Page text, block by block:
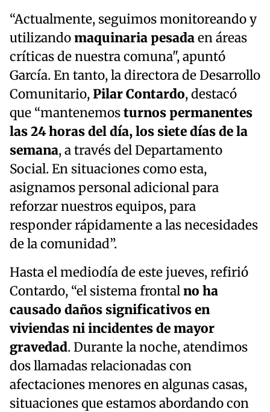
“Actualmente, seguimos monitoreando y
utilizandomaquinaria pesadaen áreas
críticas de nuestra comuna", apuntó
García. En tanto, la directora de Desarrollo
Comunitario,Pilar Contardo, destacó
que “mantenemosturnos permanentes
las 24 horas del día, los siete días de la
semana, a través del Departamento
Social. En situaciones como esta,
asignamos personal adicional para
reforzar nuestros equipos, para
responder rápidamente a las necesidades
de la comunidad”.
Hasta el mediodía de este jueves, refirió
Contardo, “el sistema frontalno ha
causado daños significativos en
viviendas ni incidentes de mayor
gravedad. Durante la noche, atendimos
dos llamadas relacionadas con
afectaciones menores en algunas casas,
situaciones que estamos abordando con